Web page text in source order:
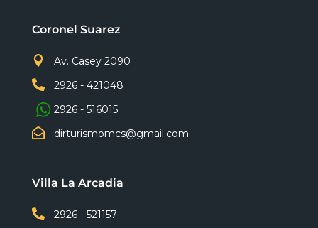
Coronel Suarez

Av. Casey 2090

2926 - 421048
2926 - 516015

dirturismomcs@gmail.com
Villa La Arcadia
 2926 - 521157